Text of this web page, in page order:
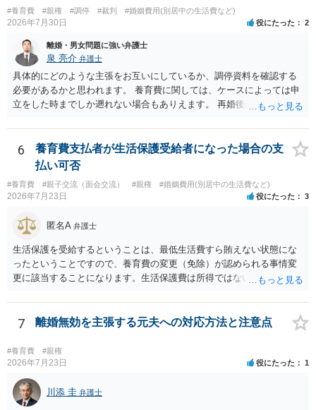
#養育費 #親権 #調停 #裁判 #婚姻費用(別居中の生活費など)
2026年7月30日 役にたった 2
離婚・男女問題に強い弁護士
泉 亮介 弁護士
具体的にどのような主張をお互いにしているか、調停資料を確認する
必要があるかと思われます。 養育費に関しては、ケースによっては申
立をした時までしか遡れない場合もありえます。 再婚後の相手方の行
養育費に関するやりとり等があればそちらについても確認する必要が
あるでしょう。 公開相談の場での回答よりも個別に弁護士にご相談さ
れることをお勧めいたします。
6
養育費支払者が生活保護受給者になった場合の支
払い可否
#養育費 #親子交流（面会交流） #親権 #婚姻費用(別居中の生活費など)
2026年7月23日 役にたった 3
匿名A 弁護士
生活保護を受給するということは、最低生活費すら賄えない状態にな
ったということですので、養育費の変更（免除）が認められる事情変
更に該当することになります。生活保護費は所得ではないので、「保
支払った場合に返還請求権が認められたり役所から何らかのペナルテ
ィが課されたりするわけではなく、「残りのお金で自己責任で生活せ
みやかに合意のための話し合いあるいは調停申立てをすべきでしょ
う。
7 離婚無効を主張する元夫への対応方法と注意点
#養育費 #親権
2026年7月23日 役にたった 1
川添 圭 弁護士